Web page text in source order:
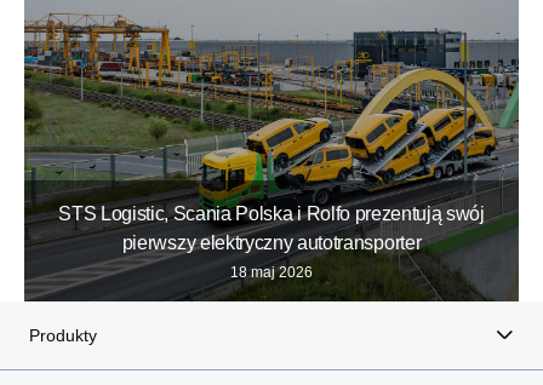
STS Logistic, Scania Polska i Rolfo prezentują swój
pierwszy elektryczny autotransporter
18 maj 2026
Produkty